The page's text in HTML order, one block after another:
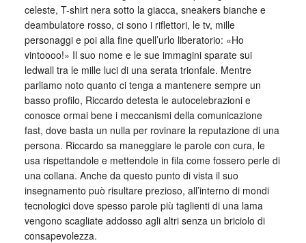
celeste, T-shirt nera sotto la giacca, sneakers bianche e
deambulatore rosso, ci sono i riflettori, le tv, mille
personaggi e poi alla fine quell’urlo liberatorio: «Ho
vintoooo!» Il suo nome e le sue immagini sparate sui
ledwall tra le mille luci di una serata trionfale. Mentre
parliamo noto quanto ci tenga a mantenere sempre un
basso profilo, Riccardo detesta le autocelebrazioni e
conosce ormai bene i meccanismi della comunicazione
fast, dove basta un nulla per rovinare la reputazione di una
persona. Riccardo sa maneggiare le parole con cura, le
usa rispettandole e mettendole in fila come fossero perle di
una collana. Anche da questo punto di vista il suo
insegnamento può risultare prezioso, all’interno di mondi
tecnologici dove spesso parole più taglienti di una lama
vengono scagliate addosso agli altri senza un briciolo di
consapevolezza.